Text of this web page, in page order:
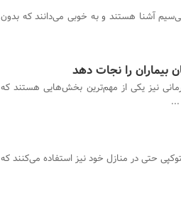
بی‌سیم آشنا هستند و به خوبی می‌دانند که بدون
بیماران را نجات دهد
نیز یکی از مهم‌ترین بخش‌هایی هستند که
حتی در منازل خود نیز استفاده می‌کنند که